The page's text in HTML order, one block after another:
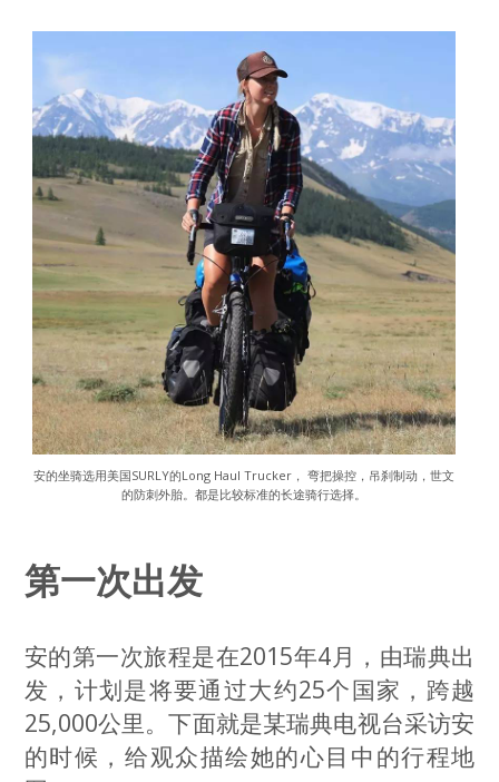
安的坐骑选用美国SURLY的Long Haul Trucker， 弯把操控，吊刹制动，世文
的防刺外胎。都是比较标准的长途骑行选择。
第一次出发
安的第一次旅程是在2015年4月，由瑞典出
发，计划是将要通过大约25个国家，跨越
25,000公里。下面就是某瑞典电视台采访安
的时候，给观众描绘她的心目中的行程地